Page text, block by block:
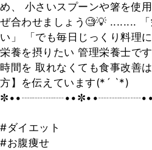
め、 小さいスプーンや箸を使
ぜ合わせましょう🧐💡 ........
い」 「でも毎日じっくり料理
栄養を摂りたい 管理栄養士で
時間を 取れなくても食事改善
方】を伝えています(*´ `*)
#ダイエット
#お腹痩せ